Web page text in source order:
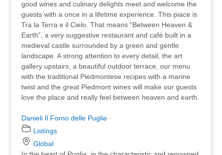
good wines and culinary delights meet and welcome the
guests with a once in a lifetime experience. This piace is
Tra la Terra e il Cielo. That means “Between Heaven &
Earth”, a very suggestive restaurant and café built in a
medieval castle surrounded by a green and gentle
landscape. A strong attention to every detail, the art
gallery upstairs, a beautiful outdoor terrace, our menu
with the traditional Piedmontese recipes with a marine
twist and the great Piedmont wines will make our guests
love the place and really feel between heaven and earth.
Danieli Il Forno delle Puglie
Listings
Global